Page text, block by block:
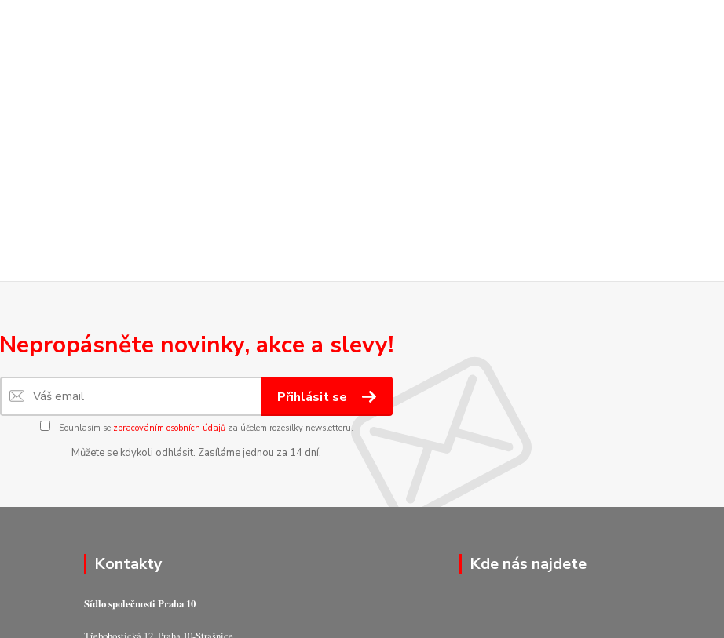
Nepropásněte novinky, akce a slevy!
Přihlásit se
Souhlasím se zpracováním osobních údajůza účelem rozesílky newsletteru.
Můžete se kdykoli odhlásit. Zasíláme jednou za 14 dní.
Kontakty
Sídlo společnosti Praha 10
Kde nás najdete